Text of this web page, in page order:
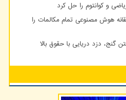
هوش مصنوعی تمام مکالمات را
دزد دریایی با حقوق بالا